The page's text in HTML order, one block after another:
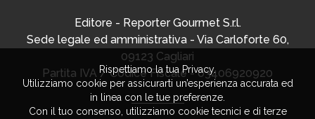
Editore - Reporter Gourmet S.r.l.
Sede legale ed amministrativa - Via Carloforte 60,
09123 Cagliari
Partita IVA / Codice Fiscale - 03406920920
Rispettiamo la tua Privacy.
Utilizziamo cookie per assicurarti un’esperienza accurata ed
in linea con le tue preferenze.
Con il tuo consenso, utilizziamo cookie tecnici e di terze